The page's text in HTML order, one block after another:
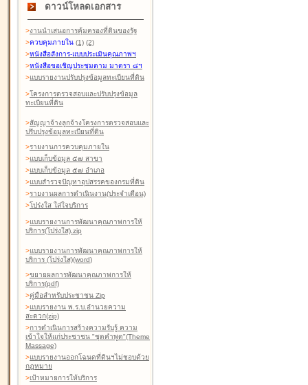
ดาวน์โหลดเอกสาร
>งานนำเสนอการคุ้มครองที่ดินของรัฐ
>ควบคุมภายใน (1) (2)
>หนังสือสังการ-แบบประเมินคุณภาพฯ
>หนังสือขอเชิญประชุมตาม มาตรา ๘ฯ
>แบบรายงานปรับปรุงข้อมูลทะเบียนที่ดิน
>โครงการตรวจสอบและปรับปรุงข้อมูล
ทะเบียนที่ดิน
>สัญญาจ้างลูกจ้างโครงการตรวจสอบและ
ปรับปรุงข้อมูลทะเบียนที่ดิน
>รายงานการควบคุมภายใน
>แบบเก็บข้อมูล ๕๗ สาขา
>แบบเก็บข้อมูล ๕๗ อำเภอ
>แบบสำรวจปัญหาอุปสรรคของกรมที่ดิน
>รายงานผลการดำเนินงาน(ประจำเดือน)
>โปร่งใส ใส่ใจบริการ
>แบบรายงานการพัฒนาคุณภาพการให้
บริการ(โปร่งใส).zip
>แบบรายงานการพัฒนาคุณภาพการให้
บริการ (โปร่งใส)(word)
>ขยายผลการพัฒนาคุณภาพการให้
บริการ(pdf)
>คู่มือสำหรับประชาชน Zip
>แบบรายงาน พ.ร.บ.อำนวยความ
สะดวก(zip)
>การดำเนินการสร้างความรับรู้ ความ
เข้าใจให้แก่ประชาชน "ชุดคำพูด"(Theme
Massage)
>แบบรายงานออกโฉนดที่ดินฯไม่ชอบด้วย
กฎหมาย
>เป้าหมายการให้บริการ